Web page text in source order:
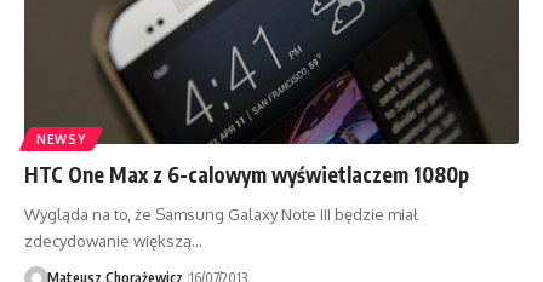
NEWSY
HTC One Max z 6-calowym wyświetlaczem 1080p
Wygląda na to, że Samsung Galaxy Note III będzie miał
zdecydowanie większą…
Mateusz Chorążewicz 16/07/2013